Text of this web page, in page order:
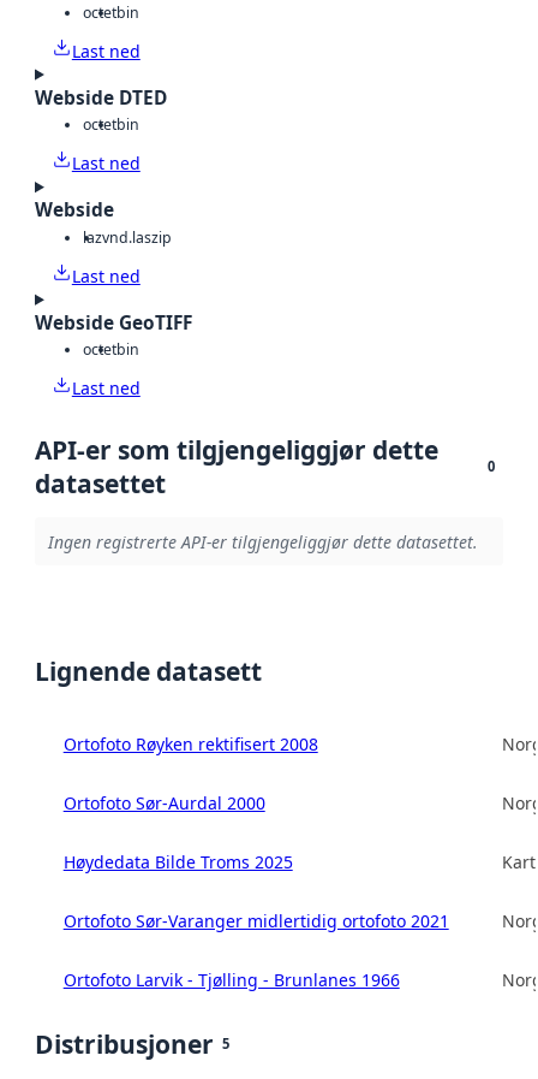
octetbin
Last ned
Webside DTED
octetbin
Last ned
Webside
lazvnd.laszip
Last ned
Webside GeoTIFF
octetbin
Last ned
API-er som tilgjengeliggjør dette
datasettet
0
Ingen registrerte API-er tilgjengeliggjør dette datasettet.
Lignende datasett
Ortofoto Røyken rektifisert 2008
Ortofoto Sør-Aurdal 2000
Høydedata Bilde Troms 2025
Ortofoto Sør-Varanger midlertidig ortofoto 2021
Ortofoto Larvik - Tjølling - Brunlanes 1966
Distribusjoner 5